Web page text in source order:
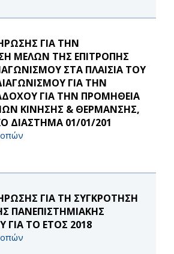
ΓΙΑ ΤΗΝ
ΜΕΛΩΝ ΤΗΣ ΕΠΙΤΡΟΠΗΣ
ΣΤΑ ΠΛΑΙΣΙΑ ΤΟΥ
ΓΙΑ ΤΗΝ
ΓΙΑ ΤΗΝ ΠΡΟΜΗΘΕΙΑ
ΚΙΝΗΣΗΣ & ΘΕΡΜΑΝΣΗΣ,
ΔΙΑΣΤΗΜΑ 01/01/201
ΓΙΑ ΤΗ ΣΥΓΚΡΟΤΗΣΗ
ΠΑΝΕΠΙΣΤΗΜΙΑΚΗΣ
ΤΟ ΕΤΟΣ 2018